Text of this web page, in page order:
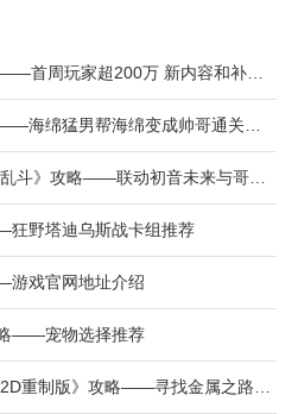
空间的限制，我们支持PC、
列化设置，轻松实现标签批
标签制作及打印解决方案，
率而设计。软件界面清爽直
是初次使用者也能迅速上手。
汉码能够即刻与多种打印设
、家庭还是户外工作环境中，
与即时打印任务。
《模拟农场25》攻略——首周玩家超200万 新内容和补丁即将推出
《就我眼神好》攻略——海绵猛男帮海绵变成帅哥通关攻略
《超级猴子球 香蕉大乱斗》攻略——联动初音未来与哥斯拉
狂野塔迪乌斯战卡组推荐
游戏官网地址介绍
略——宠物选择推荐